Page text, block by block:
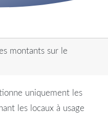
montants sur le
uniquement les
les locaux à usage